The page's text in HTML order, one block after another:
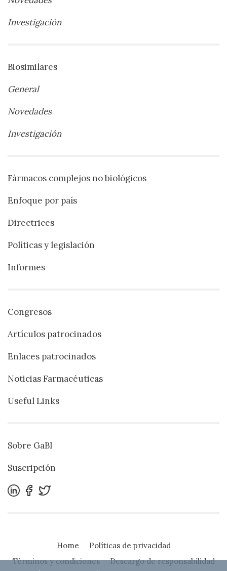
Investigación
Biosimilares
General
Novedades
Investigación
Fármacos complejos no biológicos
Enfoque por país
Directrices
Políticas y legislación
Informes
Congresos
Artículos patrocinados
Enlaces patrocinados
Noticias Farmacéuticas
Useful Links
Sobre GaBI
Suscripción
Home
Políticas de privacidad
Términos y condiciones
Descargo de responsabilidad